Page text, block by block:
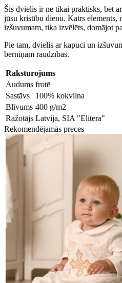
Šis dvielis ir ne tikai praktisks, bet
jūsu kristību dienu. Katrs elements,
izšuvumam, tika izvēlēts, domājot
Pie tam, dvielis ar kapuci un
bērniņam raudzībās.
Raksturojums
Audums frotē
Sastāvs
100% kokvilna
Blīvums 400 g/m2
Ražotājs Latvija, SIA "Elitera"
Rekomendējamās preces